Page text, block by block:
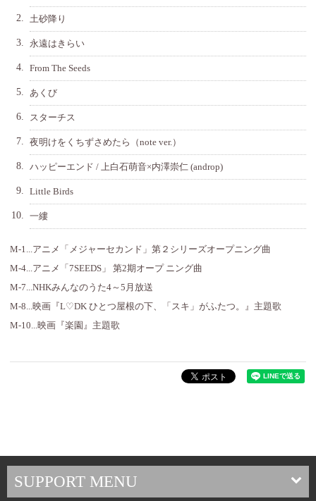
2. 土砂降り
3. 永遠はきらい
4. From The Seeds
5. あくび
6. スターチス
7. 夜明けをくちずさめたら（note ver.）
8. ハッピーエンド / 上白石萌音×内澤崇仁 (androp)
9. Little Birds
10. 一縷
M-1...アニメ「メジャーセカンド」第２シリーズオープニング曲
M-4...アニメ「7SEEDS」 第2期オープ ニング曲
M-7...NHKみんなのうた4～5月放送
M-8...映画『L♡DK ひとつ屋根の下、「スキ」がふたつ。』主題歌
M-10...映画『楽園』主題歌
SUPPORT MENU